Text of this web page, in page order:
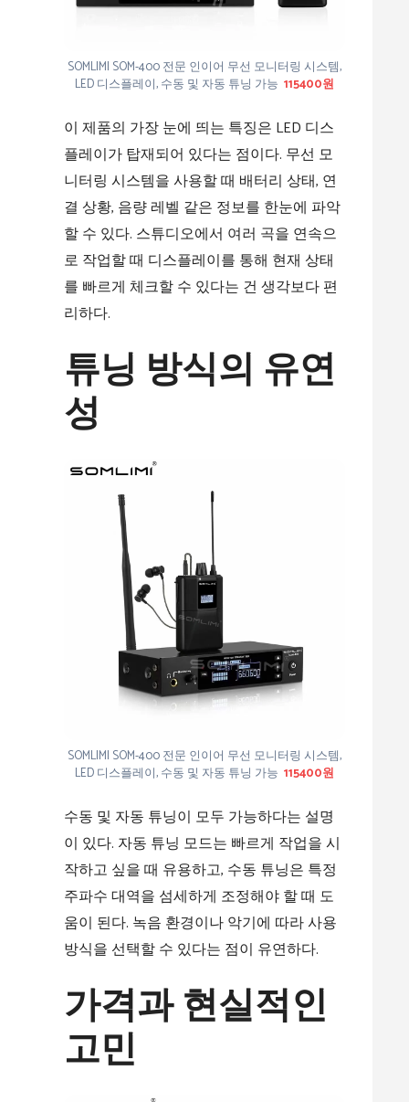
SOMLIMI SOM-400 전문 인이어 무선 모니터링 시스템,
LED 디스플레이, 수동 및 자동 튜닝 가능 115400원
이 제품의 가장 눈에 띄는 특징은 LED 디스
플레이가 탑재되어 있다는 점이다. 무선 모
니터링 시스템을 사용할 때 배터리 상태, 연
결 상황, 음량 레벨 같은 정보를 한눈에 파악
할 수 있다. 스튜디오에서 여러 곡을 연속으
로 작업할 때 디스플레이를 통해 현재 상태
를 빠르게 체크할 수 있다는 건 생각보다 편
리하다.
튜닝 방식의 유연
성
SOMLIMI SOM-400 전문 인이어 무선 모니터링 시스템,
LED 디스플레이, 수동 및 자동 튜닝 가능 115400원
수동 및 자동 튜닝이 모두 가능하다는 설명
이 있다. 자동 튜닝 모드는 빠르게 작업을 시
작하고 싶을 때 유용하고, 수동 튜닝은 특정
주파수 대역을 섬세하게 조정해야 할 때 도
움이 된다. 녹음 환경이나 악기에 따라 사용
방식을 선택할 수 있다는 점이 유연하다.
가격과 현실적인
고민